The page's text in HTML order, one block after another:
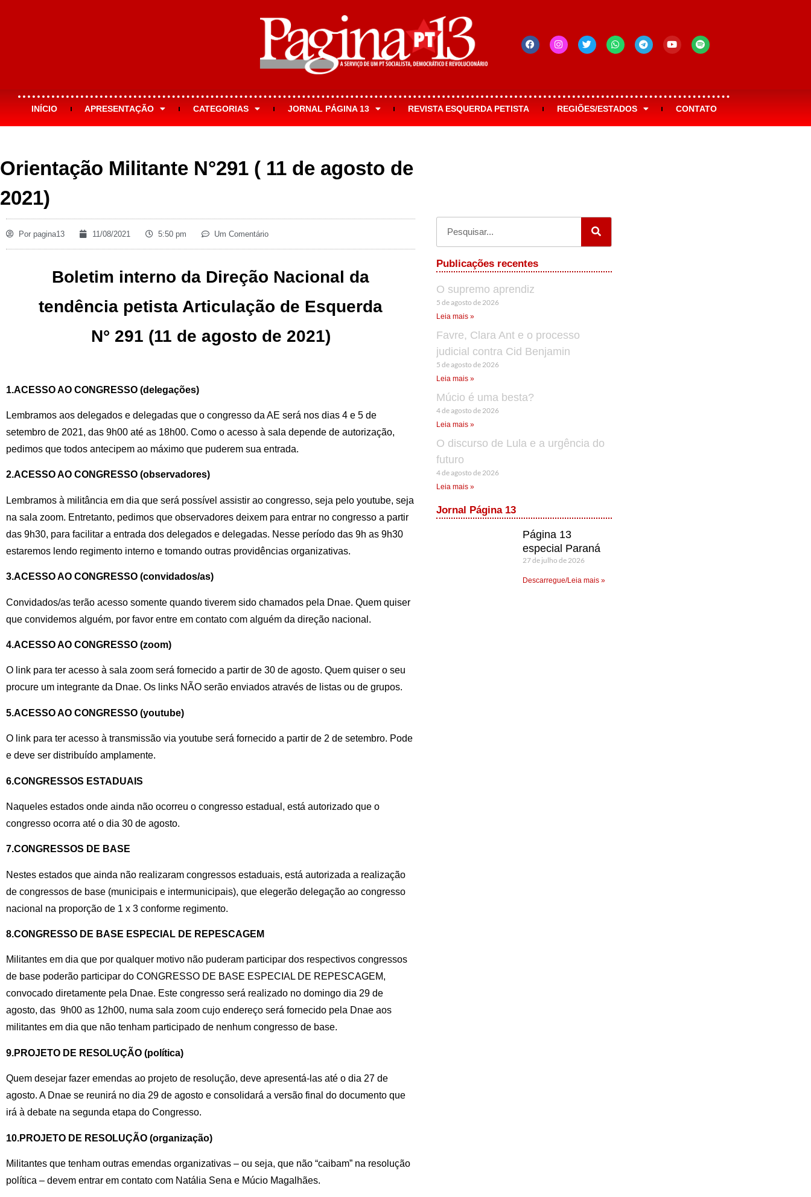
INÍCIO APRESENTAÇÃO CATEGORIAS JORNAL PÁGINA 13 REVISTA ESQUERDA PETISTA REGIÕES/ESTADOS CONTATO
Orientação Militante N°291 ( 11 de agosto de
2021)
Por pagina13 11/08/2021 5:50 pm Um Comentário
Boletim interno da Direção Nacional da
tendência petista Articulação de Esquerda
N° 291 (11 de agosto de 2021)
1.ACESSO AO CONGRESSO (delegações)
Lembramos aos delegados e delegadas que o congresso da AE será nos dias 4 e 5 de
setembro de 2021, das 9h00 até as 18h00. Como o acesso à sala depende de autorização,
pedimos que todos antecipem ao máximo que puderem sua entrada.
2.ACESSO AO CONGRESSO (observadores)
Lembramos à militância em dia que será possível assistir ao congresso, seja pelo youtube, seja
na sala zoom. Entretanto, pedimos que observadores deixem para entrar no congresso a partir
das 9h30, para facilitar a entrada dos delegados e delegadas. Nesse período das 9h as 9h30
estaremos lendo regimento interno e tomando outras providências organizativas.
3.ACESSO AO CONGRESSO (convidados/as)
Convidados/as terão acesso somente quando tiverem sido chamados pela Dnae. Quem quiser
que convidemos alguém, por favor entre em contato com alguém da direção nacional.
4.ACESSO AO CONGRESSO (zoom)
O link para ter acesso à sala zoom será fornecido a partir de 30 de agosto. Quem quiser o seu
procure um integrante da Dnae. Os links NÃO serão enviados através de listas ou de grupos.
5.ACESSO AO CONGRESSO (youtube)
O link para ter acesso à transmissão via youtube será fornecido a partir de 2 de setembro. Pode
e deve ser distribuído amplamente.
6.CONGRESSOS ESTADUAIS
Naqueles estados onde ainda não ocorreu o congresso estadual, está autorizado que o
congresso ocorra até o dia 30 de agosto.
7.CONGRESSOS DE BASE
Nestes estados que ainda não realizaram congressos estaduais, está autorizada a realização
de congressos de base (municipais e intermunicipais), que elegerão delegação ao congresso
nacional na proporção de 1 x 3 conforme regimento.
8.CONGRESSO DE BASE ESPECIAL DE REPESCAGEM
Militantes em dia que por qualquer motivo não puderam participar dos respectivos congressos
de base poderão participar do CONGRESSO DE BASE ESPECIAL DE REPESCAGEM,
convocado diretamente pela Dnae. Este congresso será realizado no domingo dia 29 de
agosto, das 9h00 as 12h00, numa sala zoom cujo endereço será fornecido pela Dnae aos
militantes em dia que não tenham participado de nenhum congresso de base.
9.PROJETO DE RESOLUÇÃO (política)
Quem desejar fazer emendas ao projeto de resolução, deve apresentá-las até o dia 27 de
agosto. A Dnae se reunirá no dia 29 de agosto e consolidará a versão final do documento que
irá à debate na segunda etapa do Congresso.
10.PROJETO DE RESOLUÇÃO (organização)
Militantes que tenham outras emendas organizativas – ou seja, que não “caibam” na resolução
política – devem entrar em contato com Natália Sena e Múcio Magalhães.
Publicações recentes
O supremo aprendiz
5 de agosto de 2026
Leia mais »
Favre, Clara Ant e o processo
judicial contra Cid Benjamin
5 de agosto de 2026
Leia mais »
Múcio é uma besta?
4 de agosto de 2026
Leia mais »
O discurso de Lula e a urgência do
futuro
4 de agosto de 2026
Leia mais »
Jornal Página 13
Página 13
especial Paraná
27 de julho de 2026
Descarregue/Leia mais »